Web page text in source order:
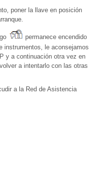
poner la llave en posición
permanece encendido
instrumentos, le aconsejamos
y a continuación otra vez en
a intentarlo con las otras
a la Red de Asistencia